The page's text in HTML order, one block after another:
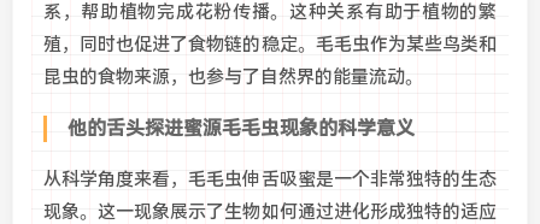
系，帮助植物完成花粉传播。这种关系有助于植物的繁
殖，同时也促进了食物链的稳定。毛毛虫作为某些鸟类和
昆虫的食物来源，也参与了自然界的能量流动。
他的舌头探进蜜源毛毛虫现象的科学意义
从科学角度来看，毛毛虫伸舌吸蜜是一个非常独特的生态
现象。这一现象展示了生物如何通过进化形成独特的适应